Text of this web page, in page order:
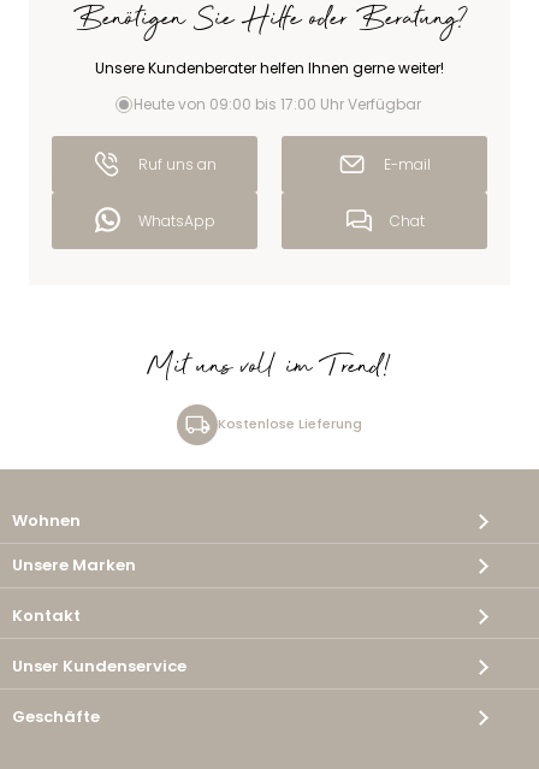
Benötigen Sie Hilfe oder Beratung?
Unsere Kundenberater helfen Ihnen gerne weiter!
Heute von 09:00 bis 17:00 Uhr Verfügbar
Ruf uns an E-mail
WhatsApp Chat
Mit uns voll im Trend!
Kostenlose Lieferung
Wohnen
Unsere Marken
Kontakt
Unser Kundenservice
Geschäfte